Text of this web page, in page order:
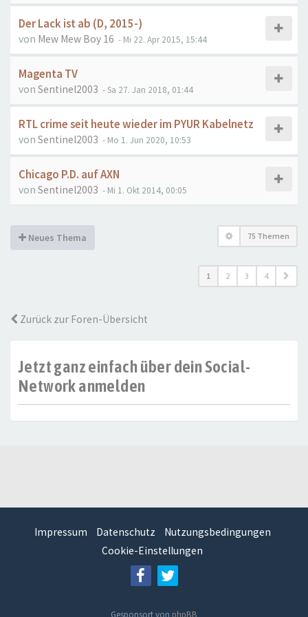
Der Lack ist ab (D, 2015-)
von Mew Mew Boy 16 - Mi 22. Apr 2015, 15:44
Magenta TV
von Sentinel2003 - Sa 27. Jan 2018, 01:44
RTL crime seit heute wieder im PYUR Kabelnetz
von Sentinel2003 - Mo 1. Jun 2020, 10:53
Chicago P.D. auf AXN
von Sentinel2003 - Mi 1. Okt 2014, 00:05
Neues Thema 75 Themen
1 2 3 4
Zurück zur Foren-Übersicht
Jetzt ganz einfach über dein Social-
Network anmelden
Impressum Datenschutz
Nutzungsbedingungen
Cookie-Einstellungen
Gesponsort von phpBB